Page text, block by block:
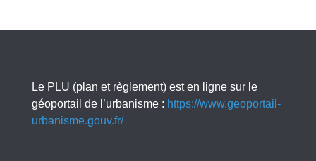
Le PLU (plan et règlement) est en ligne sur le
géoportail de l’urbanisme : https://www.geoportail-
urbanisme.gouv.fr/